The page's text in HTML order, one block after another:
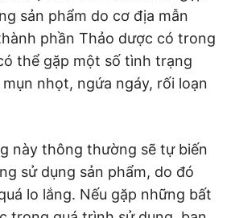
sản phẩm do cơ địa mẫn
phần Thảo dược có trong
thể gặp một số tình trạng
nhọt, ngứa ngáy, rối loạn
này thông thường sẽ tự biến
sử dụng sản phẩm, do đó
lo lắng. Nếu gặp những bất